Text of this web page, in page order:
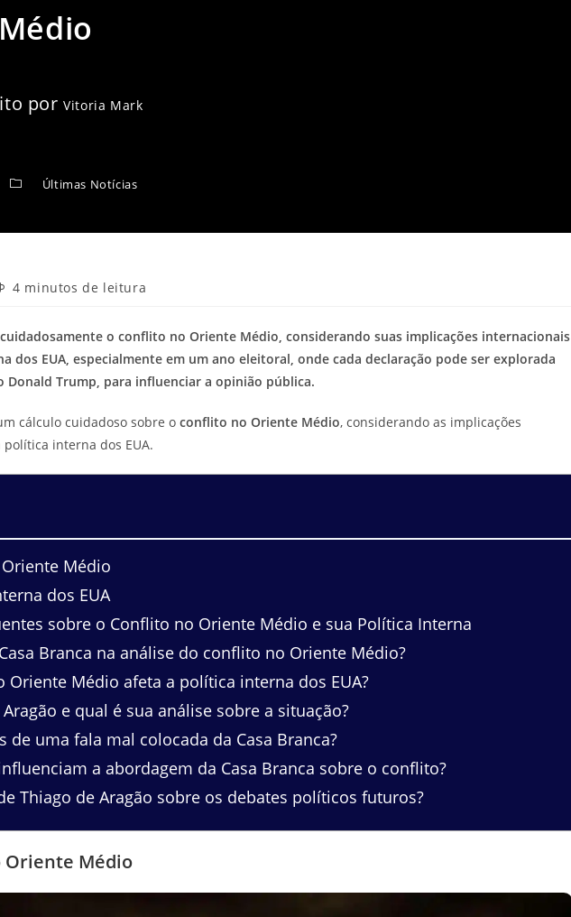
porVitoria Mark
Últimas Notícias
4 minutos de leitura
o conflito no Oriente Médio, considerando suas implicações internacionais
dos EUA, especialmente em um ano eleitoral, onde cada declaração pode ser explorada
Trump, para influenciar a opinião pública.
cálculo cuidadoso sobre o conflito no Oriente Médio, considerando as implicações
interna dos EUA.
Médio
dos EUA
sobre o Conflito no Oriente Médio e sua Política Interna
Branca na análise do conflito no Oriente Médio?
Oriente Médio afeta a política interna dos EUA?
e qual é sua análise sobre a situação?
de uma fala mal colocada da Casa Branca?
a abordagem da Casa Branca sobre o conflito?
Thiago de Aragão sobre os debates políticos futuros?
Oriente Médio